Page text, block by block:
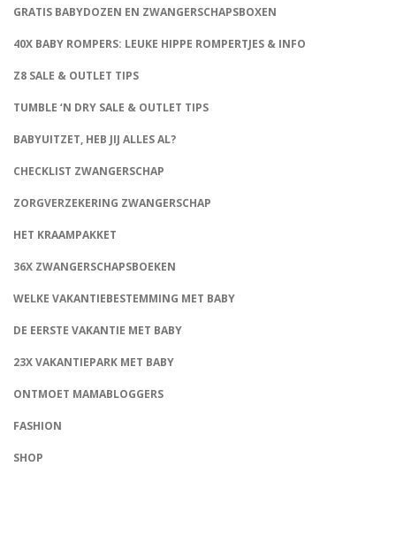
GRATIS BABYDOZEN EN ZWANGERSCHAPSBOXEN
40X BABY ROMPERS: LEUKE HIPPE ROMPERTJES & INFO
Z8 SALE & OUTLET TIPS
TUMBLE ‘N DRY SALE & OUTLET TIPS
BABYUITZET, HEB JIJ ALLES AL?
CHECKLIST ZWANGERSCHAP
ZORGVERZEKERING ZWANGERSCHAP
HET KRAAMPAKKET
36X ZWANGERSCHAPSBOEKEN
WELKE VAKANTIEBESTEMMING MET BABY
DE EERSTE VAKANTIE MET BABY
23X VAKANTIEPARK MET BABY
ONTMOET MAMABLOGGERS
FASHION
SHOP